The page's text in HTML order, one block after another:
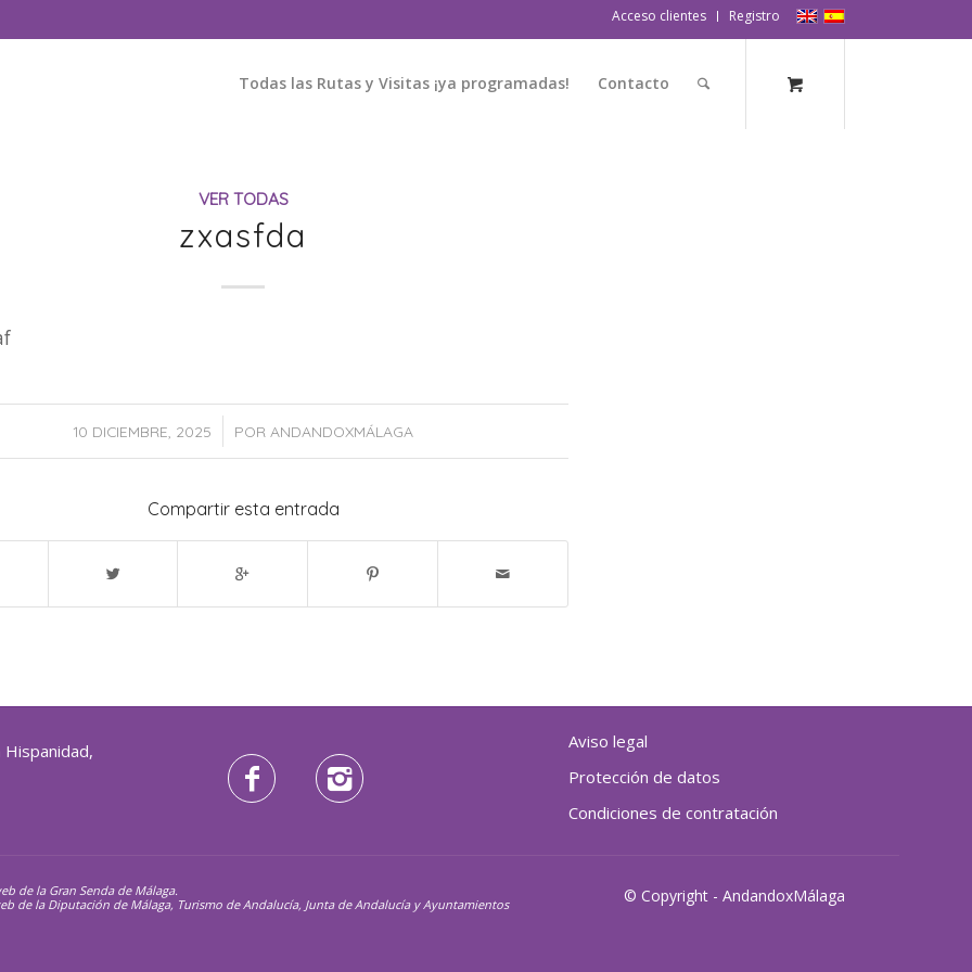
Acceso clientes Registro
Todas las Rutas y Visitas ¡ya programadas! Contacto
VER TODAS
zxasfda
10 DICIEMBRE, 2025
/ POR ANDANDOXMÁLAGA
Compartir esta entrada
Hispanidad,
Aviso legal
Protección de datos
Condiciones de contratación
de la Gran Senda de Málaga.
de la Diputación de Málaga, Turismo de Andalucía, Junta de Andalucía y Ayuntamientos
© Copyright - AndandoxMálaga